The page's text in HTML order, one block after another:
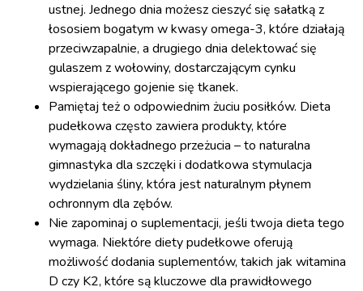
ustnej. Jednego dnia możesz cieszyć się sałatką z
łososiem bogatym w kwasy omega-3, które działają
przeciwzapalnie, a drugiego dnia delektować się
gulaszem z wołowiny, dostarczającym cynku
wspierającego gojenie się tkanek.
Pamiętaj też o odpowiednim żuciu posiłków. Dieta
pudełkowa często zawiera produkty, które
wymagają dokładnego przeżucia – to naturalna
gimnastyka dla szczęki i dodatkowa stymulacja
wydzielania śliny, która jest naturalnym płynem
ochronnym dla zębów.
Nie zapominaj o suplementacji, jeśli twoja dieta tego
wymaga. Niektóre diety pudełkowe oferują
możliwość dodania suplementów, takich jak witamina
D czy K2, które są kluczowe dla prawidłowego